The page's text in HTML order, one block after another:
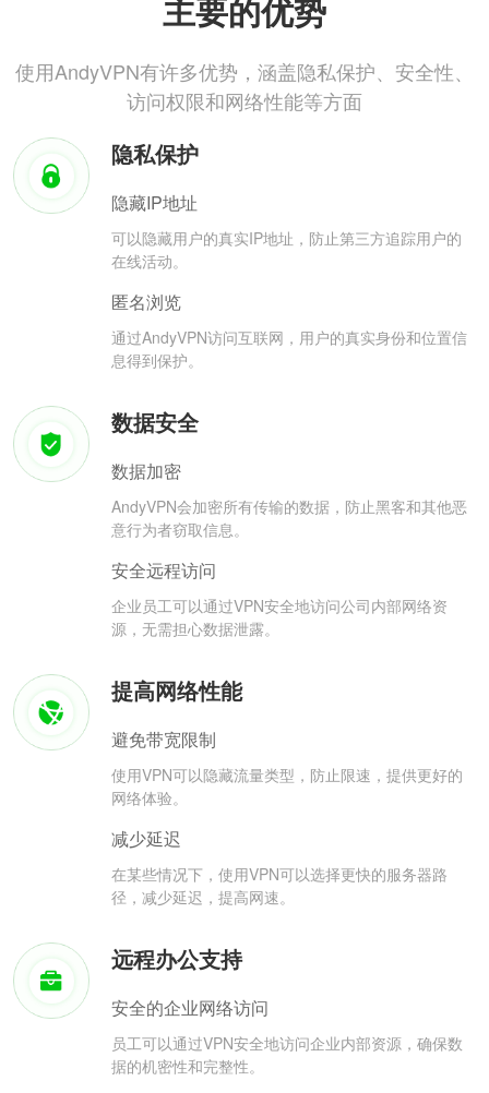
主要的优势
使用AndyVPN有许多优势，涵盖隐私保护、安全性、
访问权限和网络性能等方面
隐私保护
隐藏IP地址
可以隐藏用户的真实IP地址，防止第三方追踪用户的
在线活动。
匿名浏览
通过AndyVPN访问互联网，用户的真实身份和位置信
息得到保护。
数据安全
数据加密
AndyVPN会加密所有传输的数据，防止黑客和其他恶
意行为者窃取信息。
安全远程访问
企业员工可以通过VPN安全地访问公司内部网络资
源，无需担心数据泄露。
提高网络性能
避免带宽限制
使用VPN可以隐藏流量类型，防止限速，提供更好的
网络体验。
减少延迟
在某些情况下，使用VPN可以选择更快的服务器路
径，减少延迟，提高网速。
远程办公支持
安全的企业网络访问
员工可以通过VPN安全地访问企业内部资源，确保数
据的机密性和完整性。